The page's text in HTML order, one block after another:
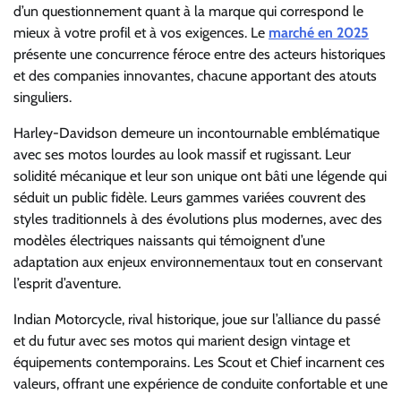
d’un questionnement quant à la marque qui correspond le
mieux à votre profil et à vos exigences. Le marché en 2025
présente une concurrence féroce entre des acteurs historiques
et des companies innovantes, chacune apportant des atouts
singuliers.
Harley-Davidson demeure un incontournable emblématique
avec ses motos lourdes au look massif et rugissant. Leur
solidité mécanique et leur son unique ont bâti une légende qui
séduit un public fidèle. Leurs gammes variées couvrent des
styles traditionnels à des évolutions plus modernes, avec des
modèles électriques naissants qui témoignent d’une
adaptation aux enjeux environnementaux tout en conservant
l’esprit d’aventure.
Indian Motorcycle, rival historique, joue sur l’alliance du passé
et du futur avec ses motos qui marient design vintage et
équipements contemporains. Les Scout et Chief incarnent ces
valeurs, offrant une expérience de conduite confortable et une